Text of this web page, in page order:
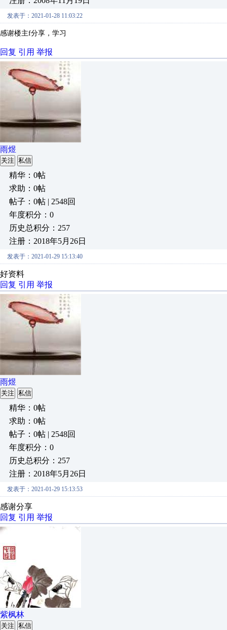
发表于：2021-01-28 11:03:22
感谢楼主f分享，学习
回复 引用 举报
雨煜
关注 私信
精华：0帖
求助：0帖
帖子：0帖 | 2548回
年度积分：0
历史总积分：257
注册：2018年5月26日
发表于：2021-01-29 15:13:40
好资料
回复 引用 举报
雨煜
关注 私信
精华：0帖
求助：0帖
帖子：0帖 | 2548回
年度积分：0
历史总积分：257
注册：2018年5月26日
发表于：2021-01-29 15:13:53
感谢分享
回复 引用 举报
紫枫林
关注 私信